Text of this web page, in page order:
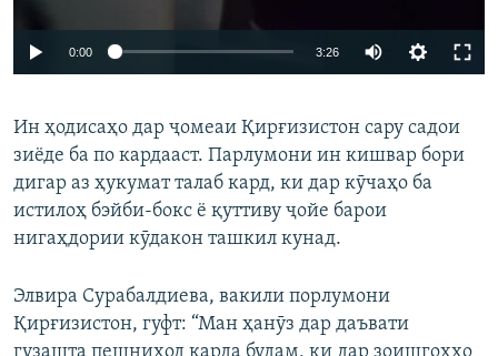
Auto 240p 360p 480p
720p 1080p
0:00 3:26
360p
480p
Ин ҳодисаҳо дар ҷомеаи Қирғизистон сару садои
зиёде ба по кардааст. Парлумони ин кишвар бори
дигар аз ҳукумат талаб кард, ки дар кӯчаҳо ба
истилоҳ бэйби-бокс ё қуттиву ҷойе барои
нигаҳдории кӯдакон ташкил кунад.
Элвира Сурабалдиева, вакили порлумони
Қирғизистон, гуфт: “Ман ҳанӯз дар даъвати